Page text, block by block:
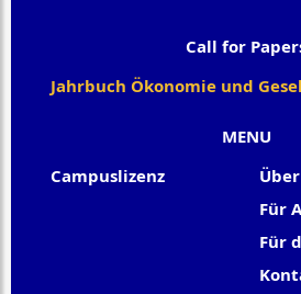
MENU
Campuslizenz
Für
Für
Call for
Jahrbuch Ökonomie und